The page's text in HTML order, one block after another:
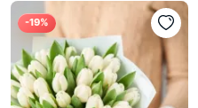
-19%